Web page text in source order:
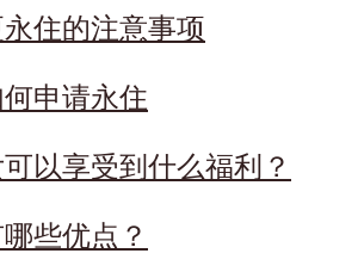
永住的注意事项
何申请永住
以享受到什么福利？
些优点？